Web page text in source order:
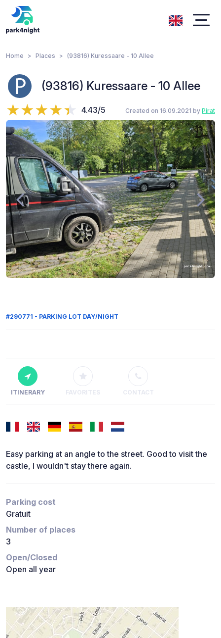
Home Places (93816) Kuressaare - 10 Allee
(93816) Kuressaare - 10 Allee
4.43/5 Created on 16.09.2021 by Pirat
#290771 - PARKING LOT DAY/NIGHT
ITINERARY FAVORITES CONTACT
Easy parking at an angle to the street. Good to visit the
castle, I wouldn't stay there again.
Parking cost
Gratuit
Number of places
3
Open/Closed
Open all year